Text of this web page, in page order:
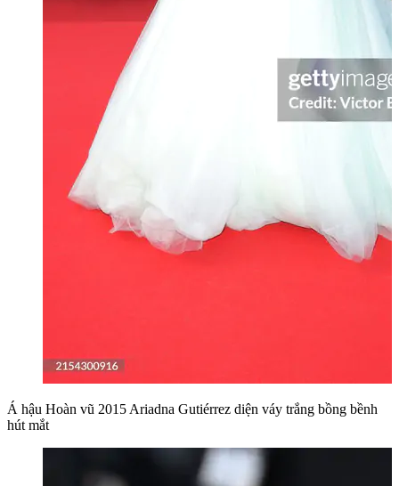
Á hậu Hoàn vũ 2015 Ariadna Gutiérrez diện váy trắng bồng bềnh
hút mắt